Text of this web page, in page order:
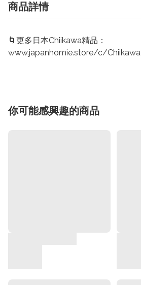
商品詳情
🌀更多日本Chiikawa精品：
www.japanhomie.store/c/Chiikawa
你可能感興趣的商品